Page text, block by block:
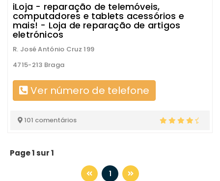
iLoja - reparação de telemóveis,
computadores e tablets acessórios e
mais! - Loja de reparação de artigos
eletrónicos
R. José António Cruz 199
4715-213 Braga
Ver número de telefone
101 comentários
Page 1 sur 1
1